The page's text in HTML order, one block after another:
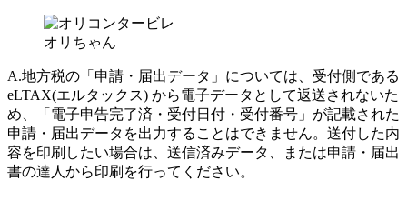
オリちゃん
A.地方税の「申請・届出データ」については、受付側である
eLTAX(エルタックス) から電子データとして返送されないた
め、「電子申告完了済・受付日付・受付番号」が記載された
申請・届出データを出力することはできません。送付した内
容を印刷したい場合は、送信済みデータ、または申請・届出
書の達人から印刷を行ってください。